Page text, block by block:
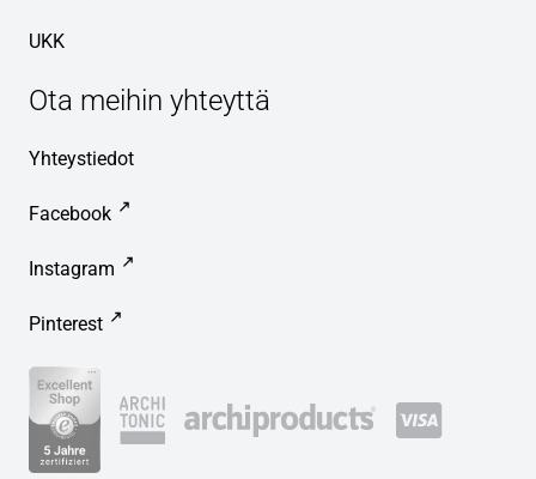
UKK
Ota meihin yhteyttä
Yhteystiedot
Facebook
Instagram
Pinterest